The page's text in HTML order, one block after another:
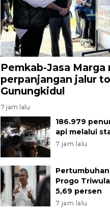
Pemkab-Jasa Marga
perpanjangan jalur
Gunungkidul
7 jam lalu
186.979
api melalui
7 jam lalu
Progo
5,69 persen
7 jam lalu